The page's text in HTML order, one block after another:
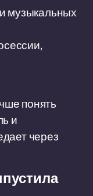
музыкальных
понять
и
через